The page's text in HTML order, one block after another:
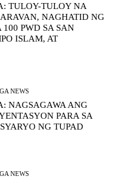
TULOY-TULOY NA
NAGHATID NG
100 PWD SA SAN
ISLAM, AT
NEWS
NAGSAGAWA ANG
PARA SA
NG TUPAD
NEWS